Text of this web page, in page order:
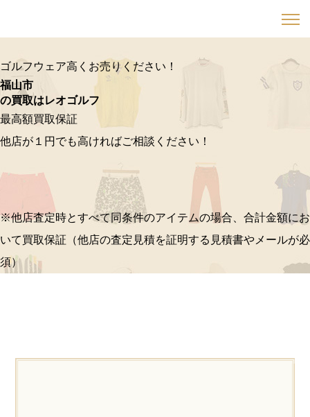
ゴルフウェア高くお売りください！
福山市
の買取はレオゴルフ
最高額買取保証
他店が１円でも高ければご相談ください！
※他店査定時とすべて同条件のアイテムの場合、合計金額にお
いて買取保証（他店の査定見積を証明する見積書やメールが必
須）